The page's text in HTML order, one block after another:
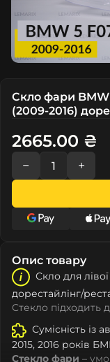
Скло фари BMW
(2009-2016)
2665.00 ₴
− +
Опис товару
Скло для
дорестайлінг/
Стекло підходить
Сумісність із
2015, 2016 років
Стекло фари –